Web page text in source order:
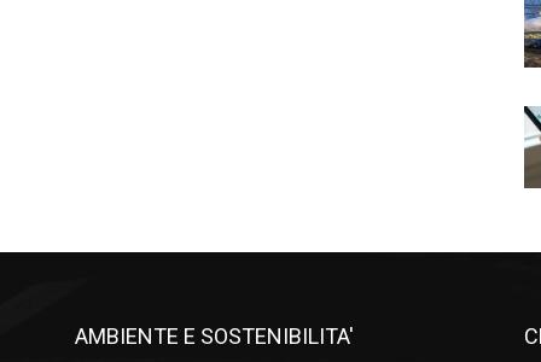
AMBIENTE E SOSTENIBILITA'